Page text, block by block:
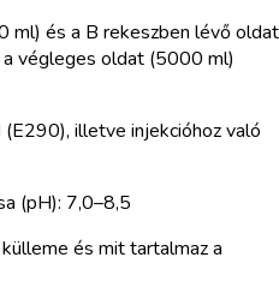
ml) és a B rekeszben lévő oldat
végleges oldat (5000 ml)
illetve injekcióhoz való
(pH): 7,0–8,5
és mit tartalmaz a